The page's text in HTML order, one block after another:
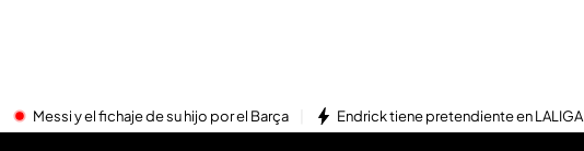
Messi y el fichaje de su hijo por el Barça Endrick tiene pretendiente en LALIGA